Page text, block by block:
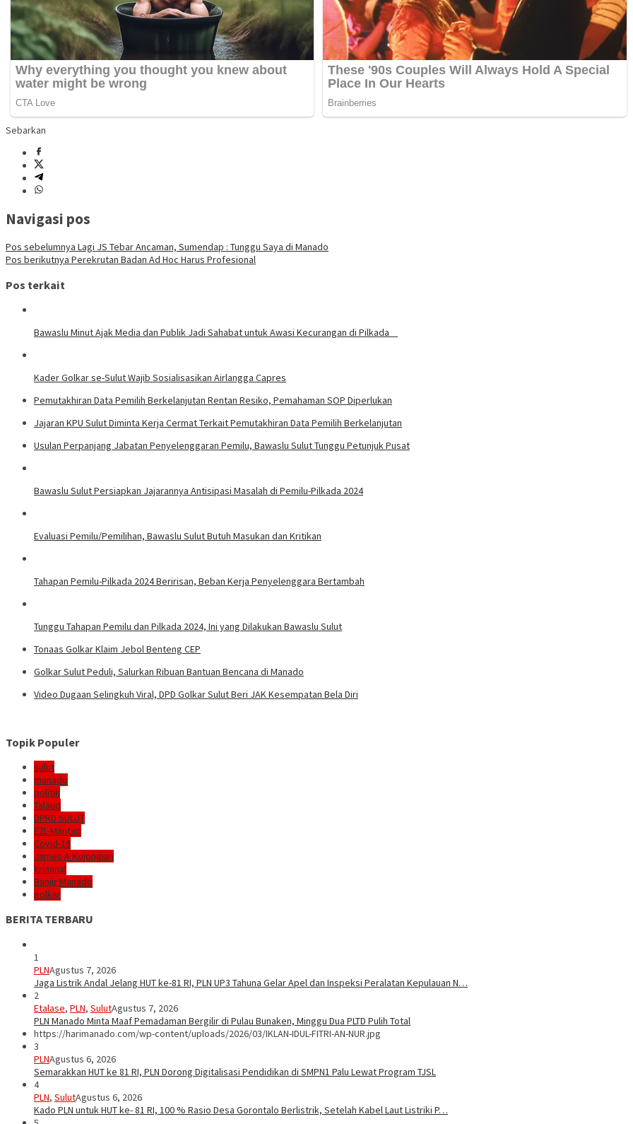
Sebarkan
Navigasi pos
Pos sebelumnya Lagi JS Tebar Ancaman, Sumendap : Tunggu Saya di Manado
Pos berikutnya Perekrutan Badan Ad Hoc Harus Profesional
Pos terkait
Bawaslu Minut Ajak Media dan Publik Jadi Sahabat untuk Awasi Kecurangan di Pilkada
Kader Golkar se-Sulut Wajib Sosialisasikan Airlangga Capres
Pemutakhiran Data Pemilih Berkelanjutan Rentan Resiko, Pemahaman SOP Diperlukan
Jajaran KPU Sulut Diminta Kerja Cermat Terkait Pemutakhiran Data Pemilih Berkelanjutan
Usulan Perpanjang Jabatan Penyelenggaran Pemilu, Bawaslu Sulut Tunggu Petunjuk Pusat
Bawaslu Sulut Persiapkan Jajarannya Antisipasi Masalah di Pemilu-Pilkada 2024
Evaluasi Pemilu/Pemilihan, Bawaslu Sulut Butuh Masukan dan Kritikan
Tahapan Pemilu-Pilkada 2024 Beririsan, Beban Kerja Penyelenggara Bertambah
Tunggu Tahapan Pemilu dan Pilkada 2024, Ini yang Dilakukan Bawaslu Sulut
Tonaas Golkar Klaim Jebol Benteng CEP
Golkar Sulut Peduli, Salurkan Ribuan Bantuan Bencana di Manado
Video Dugaan Selingkuh Viral, DPD Golkar Sulut Beri JAK Kesempatan Bela Diri
Topik Populer
sulut
manado
politik
Talaud
DPRD SULUT
E2L-Mantap
Covid-19
James A Kojongian
kriminal
Banjir Manado
golkar
BERITA TERBARU
1
PLNAgustus 7, 2026
Jaga Listrik Andal Jelang HUT ke-81 RI, PLN UP3 Tahuna Gelar Apel dan Inspeksi Peralatan Kepulauan N…
2
Etalase, PLN, SulutAgustus 7, 2026
PLN Manado Minta Maaf Pemadaman Bergilir di Pulau Bunaken, Minggu Dua PLTD Pulih Total
https://harimanado.com/wp-content/uploads/2026/03/IKLAN-IDUL-FITRI-AN-NUR.jpg
3
PLNAgustus 6, 2026
Semarakkan HUT ke 81 RI, PLN Dorong Digitalisasi Pendidikan di SMPN1 Palu Lewat Program TJSL
4
PLN, SulutAgustus 6, 2026
Kado PLN untuk HUT ke- 81 RI, 100 % Rasio Desa Gorontalo Berlistrik, Setelah Kabel Laut Listriki P…